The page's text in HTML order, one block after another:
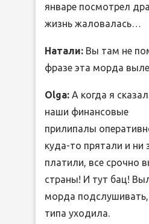
январе посмотрел
жизнь жаловалась…
Натали: Вы там не
фразе эта морда
Olga: А когда я
наши финансовые
прилипалы
куда-то прятали и ни
платили, все срочно
страны! И тут бац!
морда
типа уходила.